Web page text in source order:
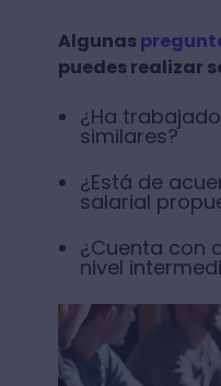
Algunas
puedes realizar
¿Ha
similares?
¿Está de
salarial
¿Cuenta con
nivel